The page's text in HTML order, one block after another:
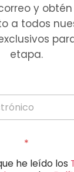
y
a todos
etapa.
*
he leído los